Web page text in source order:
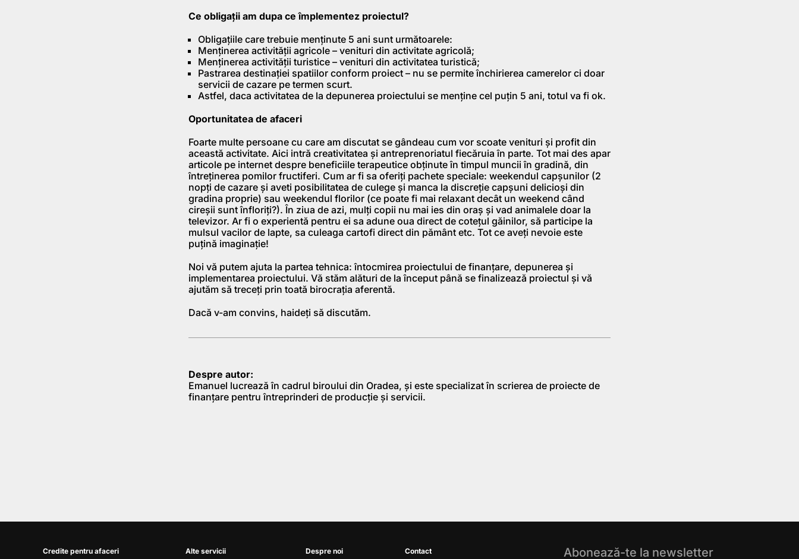
Ce obligații am dupa ce împlementez proiectul?
Obligațiile care trebuie menținute 5 ani sunt următoarele:
Menținerea activității agricole – venituri din activitate agricolă;
Menținerea activității turistice – venituri din activitatea turistică;
Pastrarea destinației spatiilor conform proiect – nu se permite închirierea camerelor ci doar
servicii de cazare pe termen scurt.
Astfel, daca activitatea de la depunerea proiectului se menține cel puțin 5 ani, totul va fi ok.
Oportunitatea de afaceri
Foarte multe persoane cu care am discutat se gândeau cum vor scoate venituri și profit din
această activitate. Aici intră creativitatea și antreprenoriatul fiecăruia în parte. Tot mai des apar
articole pe internet despre beneficiile terapeutice obținute în timpul muncii în gradină, din
întreținerea pomilor fructiferi. Cum ar fi sa oferiți pachete speciale: weekendul capșunilor (2
nopți de cazare și aveti posibilitatea de culege și manca la discreție capșuni delicioși din
gradina proprie) sau weekendul florilor (ce poate fi mai relaxant decât un weekend când
cireșii sunt înfloriți?). În ziua de azi, mulți copii nu mai ies din oraș și vad animalele doar la
televizor. Ar fi o experientă pentru ei sa adune oua direct de cotețul găinilor, să participe la
mulsul vacilor de lapte, sa culeaga cartofi direct din pământ etc. Tot ce aveți nevoie este
puțină imaginație!
Noi vă putem ajuta la partea tehnica: întocmirea proiectului de finanțare, depunerea și
implementarea proiectului. Vă stăm alături de la început până se finalizează proiectul și vă
ajutăm să treceți prin toată birocrația aferentă.
Dacă v-am convins, haideți să discutăm.
Despre autor:
Emanuel lucrează în cadrul biroului din Oradea, şi este specializat în scrierea de proiecte de
finanţare pentru întreprinderi de producţie şi servicii.
Credite pentru afaceri
Alte servicii
Despre noi
Contact Abonează-te la newsletter